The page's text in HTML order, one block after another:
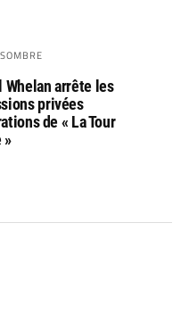
Whelan arrête les
privées
de « La Tour
»